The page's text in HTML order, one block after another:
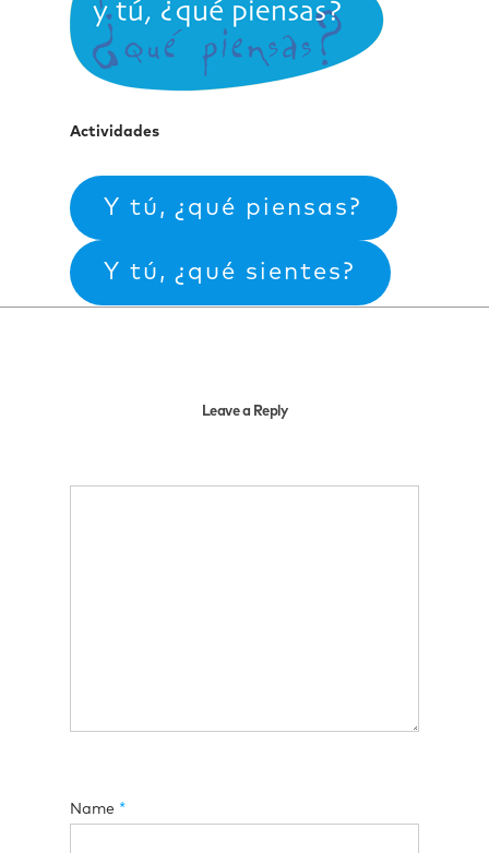
Actividades
Y tú, ¿qué piensas?
Y tú, ¿qué sientes?
Leave a Reply
Name *